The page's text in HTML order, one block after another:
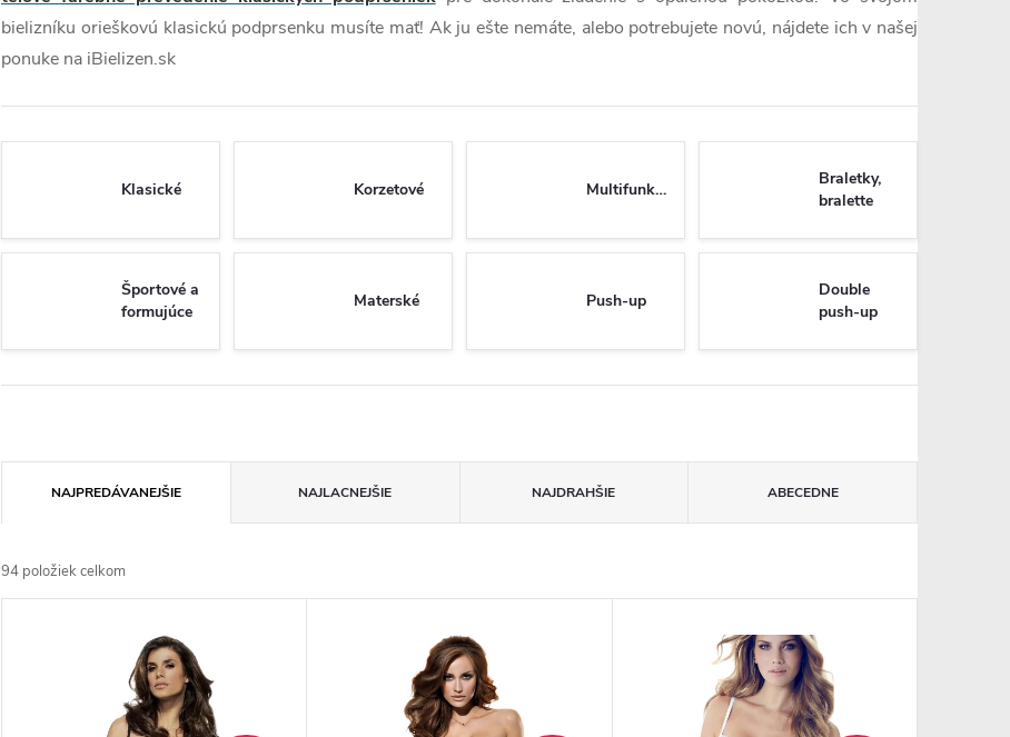
bielizníku orieškovú klasickú podprsenku musíte mať! Ak ju ešte nemáte, alebo potrebujete novú, nájdete ich v našej
ponuke na iBielizen.sk
Klasické Korzetové Multifunkčné
Braletky,
bralette
Športové a
formujúce
Materské Push-up
Double
push-up
a
d
NAJPREDÁVANEJŠIE NAJLACNEJŠIE NAJDRAHŠIE ABECEDNE
94 položiek celkom